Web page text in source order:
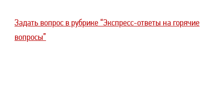
Задать вопрос в рубрике “Экспресс-ответы на горячие
вопросы”